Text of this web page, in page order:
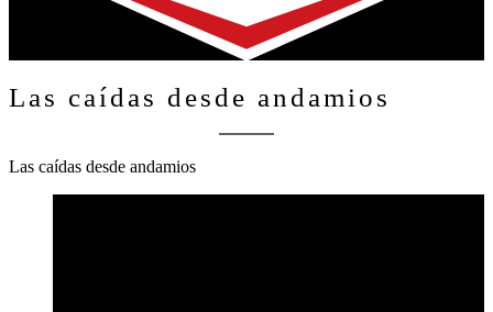
Las caídas desde andamios
Las caídas desde andamios